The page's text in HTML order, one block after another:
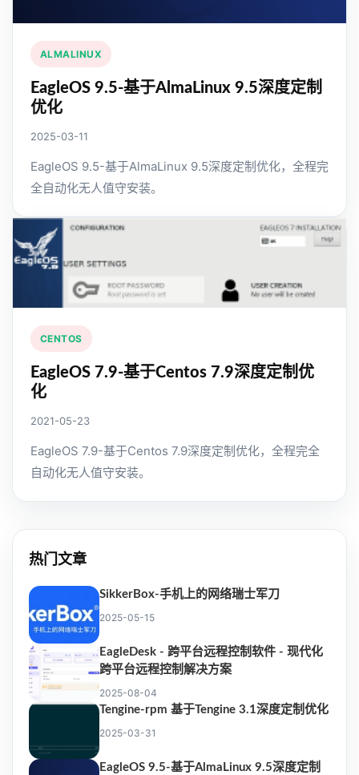
ALMALINUX
EagleOS 9.5-基于AlmaLinux 9.5深度定制
优化
2025-03-11
EagleOS 9.5-基于AlmaLinux 9.5深度定制优化，全程完
全自动化无人值守安装。
CENTOS
EagleOS 7.9-基于Centos 7.9深度定制优
化
2021-05-23
EagleOS 7.9-基于Centos 7.9深度定制优化，全程完全
自动化无人值守安装。
热门文章
SikkerBox-手机上的网络瑞士军刀
2025-05-15
EagleDesk - 跨平台远程控制软件 - 现代化
跨平台远程控制解决方案
2025-08-04
Tengine-rpm 基于Tengine 3.1深度定制优化
2025-03-31
EagleOS 9.5-基于AlmaLinux 9.5深度定制